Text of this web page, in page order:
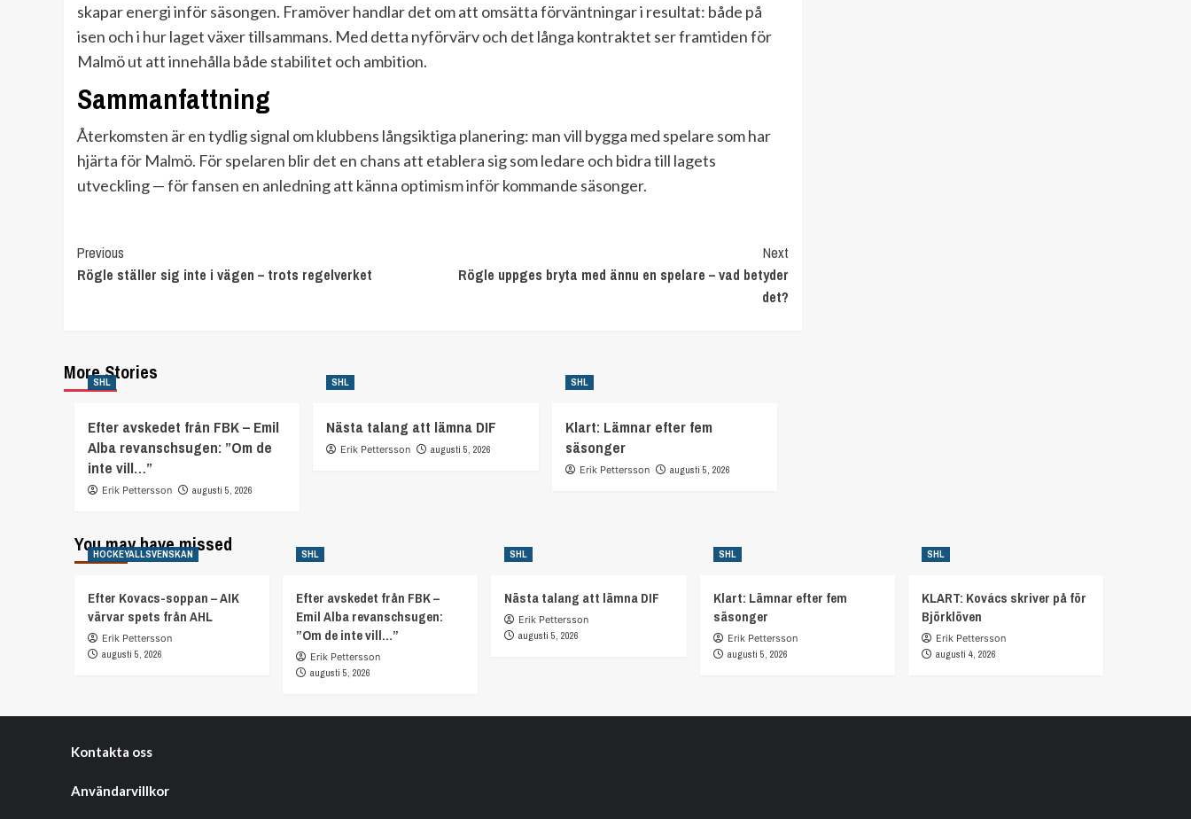
skapar energi inför säsongen. Framöver handlar det om att omsätta förväntningar i resultat: både på
isen och i hur laget växer tillsammans. Med detta nyförvärv och det långa kontraktet ser framtiden för
Malmö ut att innehålla både stabilitet och ambition.
Sammanfattning
Återkomsten är en tydlig signal om klubbens långsiktiga planering: man vill bygga med spelare som har
hjärta för Malmö. För spelaren blir det en chans att etablera sig som ledare och bidra till lagets
utveckling — för fansen en anledning att känna optimism inför kommande säsonger.
Continue
Reading
Previous
Rögle ställer sig inte i vägen – trots regelverket
Next
Rögle uppges bryta med ännu en spelare – vad betyder
det?
More Stories
SHL
Efter avskedet från FBK – Emil
Alba revanschsugen: ”Om de
inte vill…”
Erik Pettersson augusti 5, 2026
SHL
Nästa talang att lämna DIF
Erik Pettersson augusti 5, 2026
SHL
Klart: Lämnar efter fem
säsonger
Erik Pettersson augusti 5, 2026
You may have missed
HOCKEYALLSVENSKAN
Efter Kovacs-soppan – AIK
värvar spets från AHL
Erik Pettersson
augusti 5, 2026
SHL
Efter avskedet från FBK –
Emil Alba revanschsugen:
”Om de inte vill…”
Erik Pettersson
augusti 5, 2026
SHL
Nästa talang att lämna DIF
Erik Pettersson
augusti 5, 2026
SHL
Klart: Lämnar efter fem
säsonger
Erik Pettersson
augusti 5, 2026
SHL
KLART: Kovács skriver på för
Björklöven
Erik Pettersson
augusti 4, 2026
Kontakta oss
Användarvillkor